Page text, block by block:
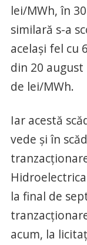
lei/MWh, în
similară s-a
același fel cu
din 20
de lei/MWh.
Iar acestă
vede și în
la final de
acum, la